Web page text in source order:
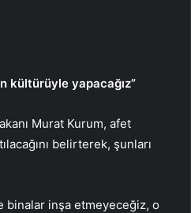
kültürüyle yapacağız”
Murat Kurum, afet
belirterek, şunları
binalar inşa etmeyeceğiz, o